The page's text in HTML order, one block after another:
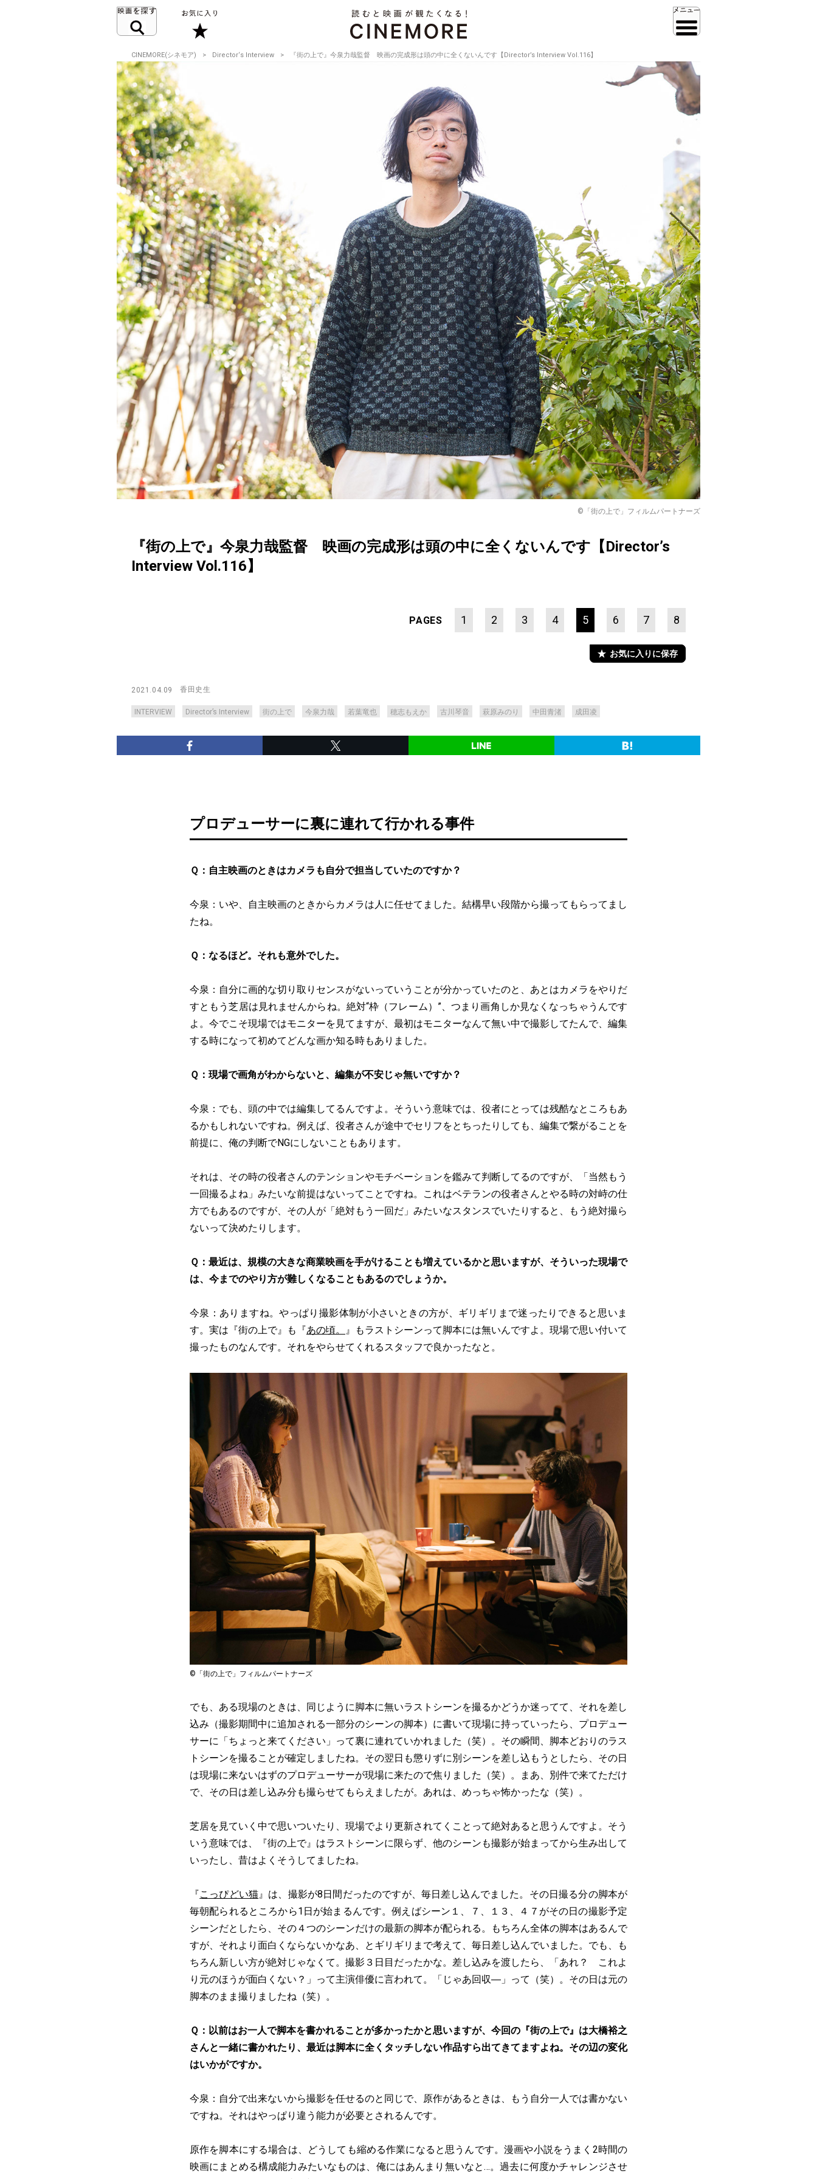
CINEMORE(シネモア) Director‘s Interview 『街の上で』今泉力哉監督 映画の完成形は頭の中に全くないんです【Director’s Interview Vol.116】
©「街の上で」フィルムパートナーズ
『街の上で』今泉力哉監督 映画の完成形は頭の中に全くないんです【Director’s
Interview Vol.116】
PAGES 1 2 3 4 5 6 7 8
お気に入りに保存
2021.04.09 香田史生
INTERVIEW Director’s Interview 街の上で 今泉力哉 若葉竜也 穂志もえか 古川琴音 萩原みのり 中田青渚 成田凌
プロデューサーに裏に連れて行かれる事件
Ｑ：自主映画のときはカメラも自分で担当していたのですか？
今泉：いや、自主映画のときからカメラは人に任せてました。結構早い段階から撮ってもらってまし
たね。
Ｑ：なるほど。それも意外でした。
今泉：自分に画的な切り取りセンスがないっていうことが分かっていたのと、あとはカメラをやりだ
すともう芝居は見れませんからね。絶対“枠（フレーム）”、つまり画角しか見なくなっちゃうんです
よ。今でこそ現場ではモニターを見てますが、最初はモニターなんて無い中で撮影してたんで、編集
する時になって初めてどんな画か知る時もありました。
Ｑ：現場で画角がわからないと、編集が不安じゃ無いですか？
今泉：でも、頭の中では編集してるんですよ。そういう意味では、役者にとっては残酷なところもあ
るかもしれないですね。例えば、役者さんが途中でセリフをとちったりしても、編集で繋がることを
前提に、俺の判断でNGにしないこともあります。
それは、その時の役者さんのテンションやモチベーションを鑑みて判断してるのですが、「当然もう
一回撮るよね」みたいな前提はないってことですね。これはベテランの役者さんとやる時の対峙の仕
方でもあるのですが、その人が「絶対もう一回だ」みたいなスタンスでいたりすると、もう絶対撮ら
ないって決めたりします。
Ｑ：最近は、規模の大きな商業映画を手がけることも増えているかと思いますが、そういった現場で
は、今までのやり方が難しくなることもあるのでしょうか。
今泉：ありますね。やっぱり撮影体制が小さいときの方が、ギリギリまで迷ったりできると思いま
す。実は『街の上で』も『あの頃。
』もラストシーンって脚本には無いんですよ。現場で思い付いて
撮ったものなんです。それをやらせてくれるスタッフで良かったなと。
©「街の上で」フィルムパートナーズ
でも、ある現場のときは、同じように脚本に無いラストシーンを撮るかどうか迷ってて、それを差し
込み（撮影期間中に追加される一部分のシーンの脚本）に書いて現場に持っていったら、プロデュー
サーに「ちょっと来てください」って裏に連れていかれました（笑）。その瞬間、脚本どおりのラス
トシーンを撮ることが確定しましたね。その翌日も懲りずに別シーンを差し込もうとしたら、その日
は現場に来ないはずのプロデューサーが現場に来たので焦りました（笑）。まあ、別件で来てただけ
で、その日は差し込み分も撮らせてもらえましたが。あれは、めっちゃ怖かったな（笑）。
芝居を見ていく中で思いついたり、現場でより更新されてくことって絶対あると思うんですよ。そう
いう意味では、『街の上で』はラストシーンに限らず、他のシーンも撮影が始まってから生み出して
いったし、昔はよくそうしてましたね。
『こっぴどい猫』は、撮影が8日間だったのですが、毎日差し込んでました。その日撮る分の脚本が
毎朝配られるところから1日が始まるんです。例えばシーン１、７、１３、４７がその日の撮影予定
シーンだとしたら、その４つのシーンだけの最新の脚本が配られる。もちろん全体の脚本はあるんで
すが、それより面白くならないかなあ、とギリギリまで考えて、毎日差し込んでいました。でも、も
ちろん新しい方が絶対じゃなくて。撮影３日目だったかな。差し込みを渡したら、「あれ？ これよ
り元のほうが面白くない？」って主演俳優に言われて。「じゃあ回収―」って（笑）。その日は元の
脚本のまま撮りましたね（笑）。
Ｑ：以前はお一人で脚本を書かれることが多かったかと思いますが、今回の『街の上で』は大橋裕之
さんと一緒に書かれたり、最近は脚本に全くタッチしない作品すら出てきてますよね。その辺の変化
はいかがですか。
今泉：自分で出来ないから撮影を任せるのと同じで、原作があるときは、もう自分一人では書かない
ですね。それはやっぱり違う能力が必要とされるんです。
原作を脚本にする場合は、どうしても縮める作業になると思うんです。漫画や小説をうまく2時間の
映画にまとめる構成能力みたいなものは、俺にはあんまり無いなと…。過去に何度かチャレンジさせ